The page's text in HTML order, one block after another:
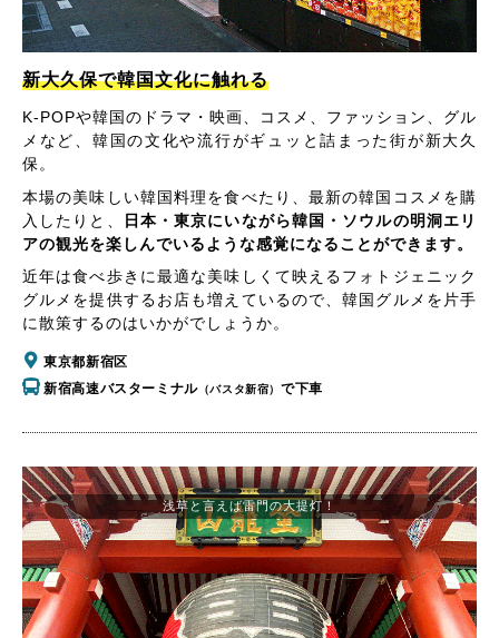
新大久保で韓国文化に触れる
K-POPや韓国のドラマ・映画、コスメ、ファッション、グル
メなど、韓国の文化や流行がギュッと詰まった街が新大久
保。
本場の美味しい韓国料理を食べたり、最新の韓国コスメを購
入したりと、
日本・東京にいながら韓国・ソウルの明洞エリ
アの観光を楽しんでいるような感覚になることができます。
近年は食べ歩きに最適な美味しくて映えるフォトジェニック
グルメを提供するお店も増えているので、韓国グルメを片手
に散策するのはいかがでしょうか。
東京都新宿区
新宿高速バスターミナル（バスタ新宿） で下車
浅草と言えば雷門の大提灯！